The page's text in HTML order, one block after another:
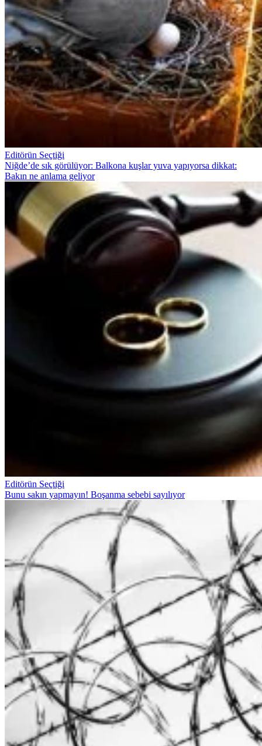
Editörün Seçtiği
Niğde’de sık görülüyor: Balkona kuşlar yuva yapıyorsa dikkat:
Bakın ne anlama geliyor
Editörün Seçtiği
Bunu sakın yapmayın! Boşanma sebebi sayılıyor